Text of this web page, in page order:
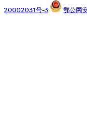
20002031号-3
鄂公网